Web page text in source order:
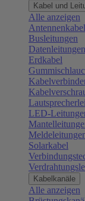
Kabel und
Alle anzeigen
Antennenkabel
Busleitungen
Datenleitungen
Erdkabel
LED-
Solarkabel
Kabelkanäle
Alle anzeigen